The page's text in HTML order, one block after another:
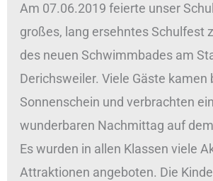
Am 07.06.2019 feierte unser
großes, lang ersehntes Schulfest
des neuen Schwimmbades am
Derichsweiler. Viele Gäste kamen
Sonnenschein und verbrachten
wunderbaren Nachmittag auf
Es wurden in allen Klassen viele
Attraktionen angeboten. Die